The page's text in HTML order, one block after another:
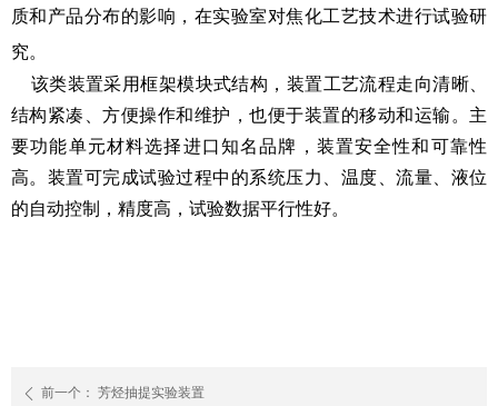
质和产品分布的影响，在实验室对焦化工艺技术进行试验研
究。
该类装置采用框架模块式结构，装置工艺流程走向清晰、
结构紧凑、方便操作和维护，也便于装置的移动和运输。主
要功能单元材料选择进口知名品牌，装置安全性和可靠性
高。装置可完成试验过程中的系统压力、温度、流量、液位
的自动控制，精度高，试验数据平行性好。
ꄴ 前一个： 芳烃抽提实验装置